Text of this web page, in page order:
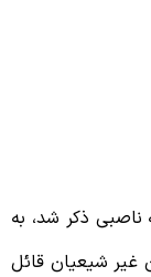
ذکر شد، به
شیعیان قائل